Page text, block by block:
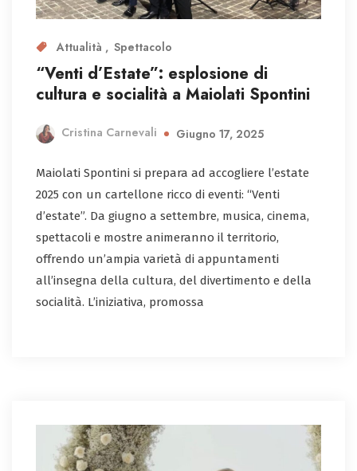
Attualità Spettacolo
“Venti d’Estate”: esplosione di
cultura e socialità a Maiolati Spontini
Cristina Carnevali Giugno 17, 2025
Maiolati Spontini si prepara ad accogliere l’estate
2025 con un cartellone ricco di eventi: “Venti
d’estate”. Da giugno a settembre, musica, cinema,
spettacoli e mostre animeranno il territorio,
offrendo un’ampia varietà di appuntamenti
all’insegna della cultura, del divertimento e della
socialità. L’iniziativa, promossa